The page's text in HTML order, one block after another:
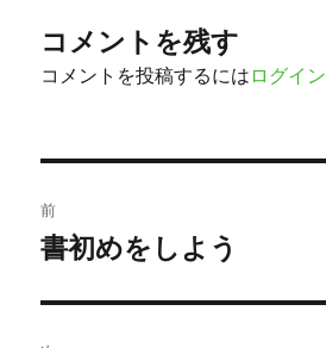
コメントを残す
コメントを投稿するには ログイン
稿
ビ
前
過
の
書初めをしよう